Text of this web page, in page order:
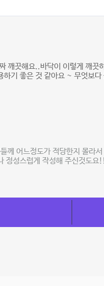
깨끗해요..바닥이 이렇게 깨끗
기 좋은 것 같아요 ~ 무엇보
께 어느정도가 적당한지 몰라
정성스럽게 작성해 주신것도